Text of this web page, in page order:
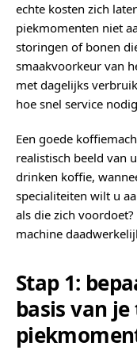
echte kosten zich
piekmomenten niet
storingen of bonen
smaakvoorkeur van
met dagelijks
hoe snel service
Een goede
realistisch beeld van
drinken koffie,
specialiteiten wilt u
als die zich
machine
Stap 1:
basis van